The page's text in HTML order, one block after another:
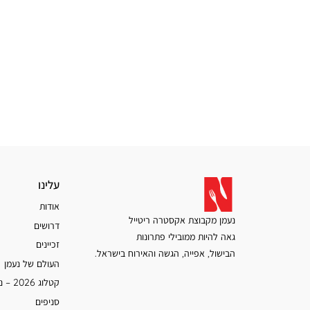
נעמן מקבוצת אקסטרה ריטייל
גאה להיות ממובילי פתרונות
הבישול, אפייה, הגשה והאירוח בישראל.
עלינו
עלינו
אודות
דרושים
זכיינים
העולם של נעמן
קטלוג 2026 – נעמן
סניפים